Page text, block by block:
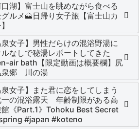
口湖】富士山を眺めながら食べる
ルメ🗻日帰り女子旅【富士山カ
泉女子】男性だらけの混浴野湯に
ルなしで秘湯レポートしてきた
air bath【限定動画は概要欄】尻
泉郷 川の湯
泉女子】また君に恋をしてしまう
一の混浴露天 年齢制限がある高
館《Part.1》Tohoku Best Secret
hotspring #japan #koteno